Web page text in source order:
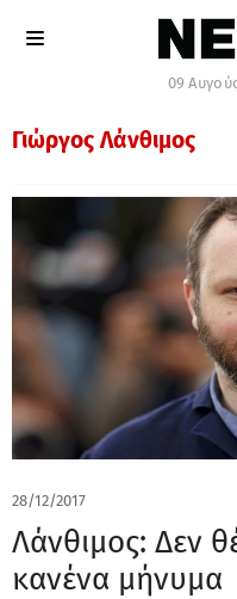
09
Γιώργος Λάνθιμος
28/12/2017
Λάνθιμος: Δεν
κανένα μήνυμα